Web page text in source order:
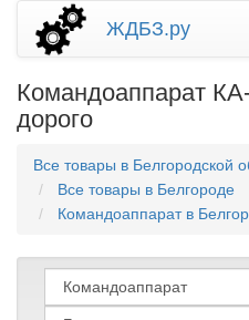
ЖДБЗ.ру
Командоаппарат
дорого
Все товары в Белгородской
Все товары в Белгороде
Командоаппарат в